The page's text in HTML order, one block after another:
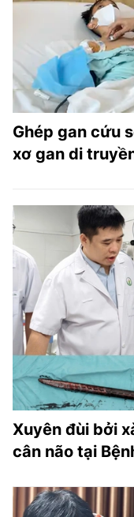
Ghép gan cứu
xơ gan di
Xuyên đùi bởi
cân não tại